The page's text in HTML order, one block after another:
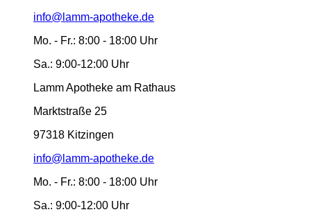
info@lamm-apotheke.de
Mo. - Fr.: 8:00 - 18:00 Uhr
Sa.: 9:00-12:00 Uhr
Lamm Apotheke am Rathaus
Marktstraße 25
97318 Kitzingen
info@lamm-apotheke.de
Mo. - Fr.: 8:00 - 18:00 Uhr
Sa.: 9:00-12:00 Uhr